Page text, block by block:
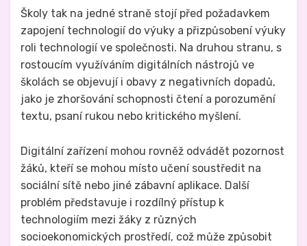
Školy tak na jedné straně stojí před požadavkem
zapojení technologií do výuky a přizpůsobení výuky
roli technologií ve společnosti. Na druhou stranu, s
rostoucím využíváním digitálních nástrojů ve
školách se objevují i obavy z negativních dopadů,
jako je zhoršování schopnosti čtení a porozumění
textu, psaní rukou nebo kritického myšlení.
Digitální zařízení mohou rovněž odvádět pozornost
žáků, kteří se mohou místo učení soustředit na
sociální sítě nebo jiné zábavní aplikace. Další
problém představuje i rozdílný přístup k
technologiím mezi žáky z různých
socioekonomických prostředí, což může způsobit